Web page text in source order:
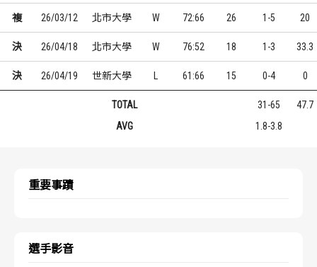
複 26/03/12 北市大學 W 72:66 26 1-5 20
決 26/04/18 北市大學 W 76:52 18 1-3 33.3
決 26/04/19 世新大學 61:66 15 0-4 0
TOTAL 31-65
47.7
AVG
1.8-3.8
重要事蹟
選手影音